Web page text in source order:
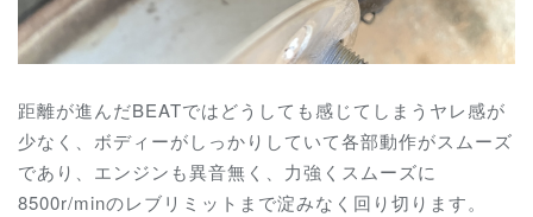
距離が進んだBEATではどうしても感じてしまうヤレ感が
少なく、ボディーがしっかりしていて各部動作がスムーズ
であり、エンジンも異音無く、力強くスムーズに
8500r/minのレブリミットまで淀みなく回り切ります。